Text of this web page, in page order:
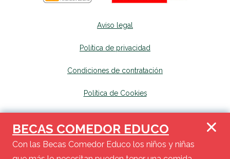
BECAS COMEDOR EDUCO
Con las Becas Comedor Educo los niños y niñas
Aviso legal
Política de privacidad
Condiciones de contratación
Política de Cookies